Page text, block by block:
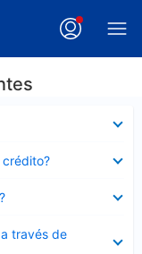
crédito?
través de